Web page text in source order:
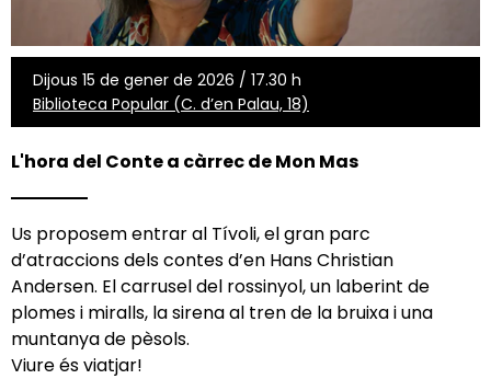
Dijous 15 de gener de 2026 / 17.30 h
Biblioteca Popular (C. d’en Palau, 18)
L'hora del Conte a càrrec de Mon Mas
Us proposem entrar al Tívoli, el gran parc
d’atraccions dels contes d’en Hans Christian
Andersen. El carrusel del rossinyol, un laberint de
plomes i miralls, la sirena al tren de la bruixa i una
muntanya de pèsols.
Viure és viatjar!